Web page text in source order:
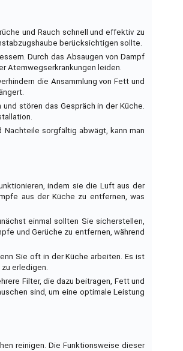
und Rauch schnell und effektiv zu
berücksichtigen sollte.
Durch das Absaugen von Dampf
Atemwegserkrankungen leiden.
die Ansammlung von Fett und
stören das Gespräch in der Küche.
sorgfältig abwägt, kann man
indem sie die Luft aus der
aus der Küche zu entfernen, was
einmal sollten Sie sicherstellen,
und Gerüche zu entfernen, während
Sie oft in der Küche arbeiten. Es ist
erledigen.
Filter, die dazu beitragen, Fett und
sind, um eine optimale Leistung
reinigen. Die Funktionsweise dieser